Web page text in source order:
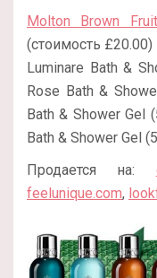
Molton Brown
(стоимость
Luminare Bath &
Rose Bath &
Bath & Shower Gel
Bath & Shower Gel
Продается на:
feelunique.com,